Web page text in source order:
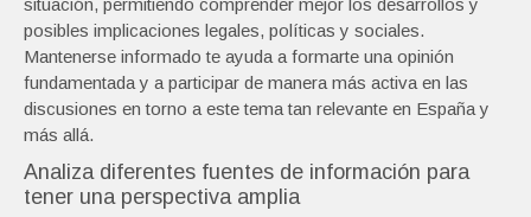
posibles implicaciones legales, políticas y sociales.
Mantenerse informado te ayuda a formarte una opinión
fundamentada y a participar de manera más activa en las
discusiones en torno a este tema tan relevante en España y
más allá.
Analiza diferentes fuentes de información para
tener una perspectiva amplia